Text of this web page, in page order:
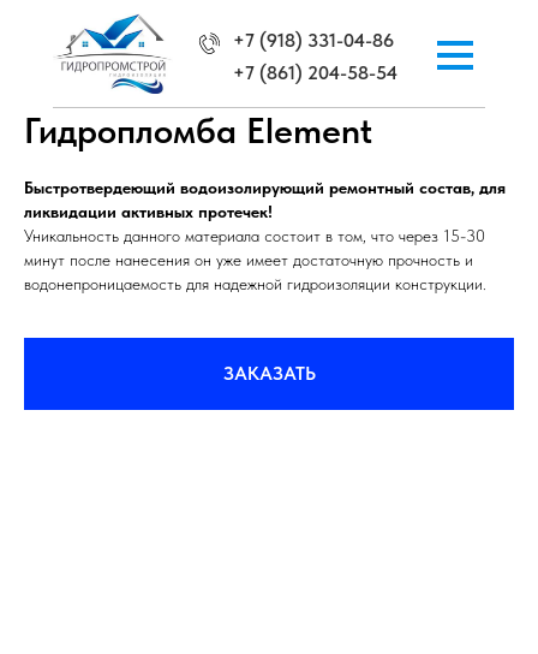
+7 (918) 331-04-86
+7 (861) 204-58-54
Гидропломба Element
Быстротвердеющий водоизолирующий ремонтный состав, для
ликвидации активных протечек!
Уникальность данного материала состоит в том, что через 15-30
минут после нанесения он уже имеет достаточную прочность и
водонепроницаемость для надежной гидроизоляции конструкции.
ЗАКАЗАТЬ